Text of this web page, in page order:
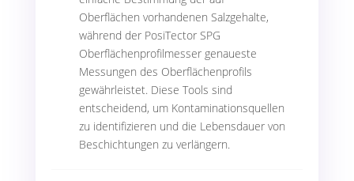
Oberflächen vorhandenen Salzgehalte,
während der PosiTector SPG
Oberflächenprofilmesser genaueste
Messungen des Oberflächenprofils
gewährleistet. Diese Tools sind
entscheidend, um Kontaminationsquellen
zu identifizieren und die Lebensdauer von
Beschichtungen zu verlängern.